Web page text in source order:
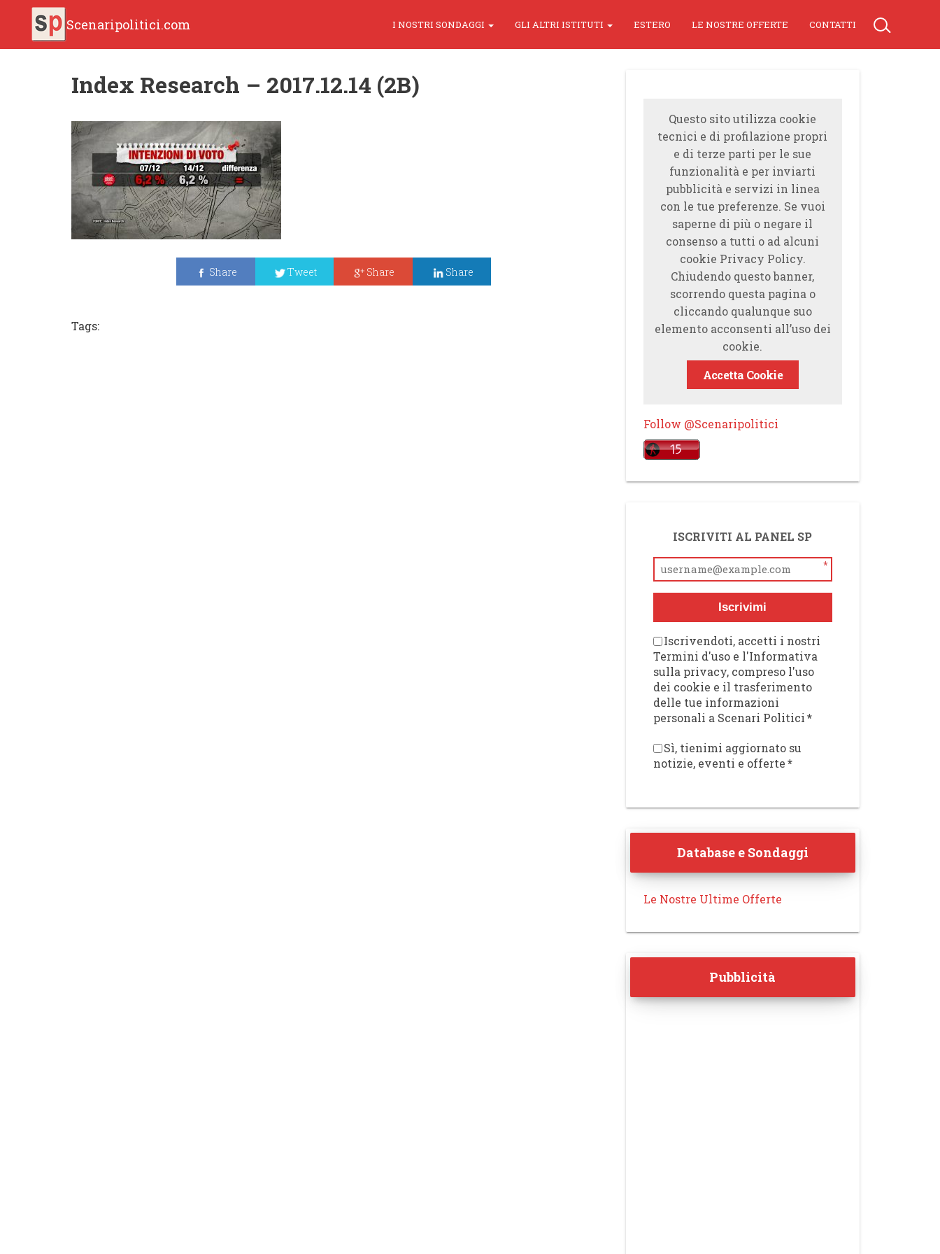
Scenaripolitici.com I NOSTRI SONDAGGI GLI ALTRI ISTITUTI ESTERO LE NOSTRE OFFERTE CONTATTI
Index Research – 2017.12.14 (2B)
Share Tweet Share Share
Tags:
Questo sito utilizza cookie
tecnici e di profilazione propri
e di terze parti per le sue
funzionalità e per inviarti
pubblicità e servizi in linea
con le tue preferenze. Se vuoi
saperne di più o negare il
consenso a tutti o ad alcuni
cookie Privacy Policy.
Chiudendo questo banner,
scorrendo questa pagina o
cliccando qualunque suo
elemento acconsenti all’uso dei
cookie.
Accetta Cookie
Follow @Scenaripolitici
ISCRIVITI AL PANEL SP
*
Iscrivimi
Iscrivendoti, accetti i nostri
Termini d'uso e l'Informativa
sulla privacy, compreso l'uso
dei cookie e il trasferimento
delle tue informazioni
personali a Scenari Politici*
Sì, tienimi aggiornato su
notizie, eventi e offerte*
Database e Sondaggi
Le Nostre Ultime Offerte
Pubblicità